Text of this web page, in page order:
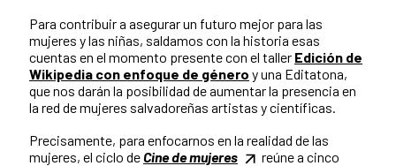
Para contribuir a asegurar un futuro mejor para las
mujeres y las niñas, saldamos con la historia esas
cuentas en el momento presente con el taller Edición de
Wikipedia con enfoque de género y una Editatona,
que nos darán la posibilidad de aumentar la presencia en
la red de mujeres salvadoreñas artistas y científicas.
Precisamente, para enfocarnos en la realidad de las
mujeres, el ciclo deCine de mujeres
reúne a cinco